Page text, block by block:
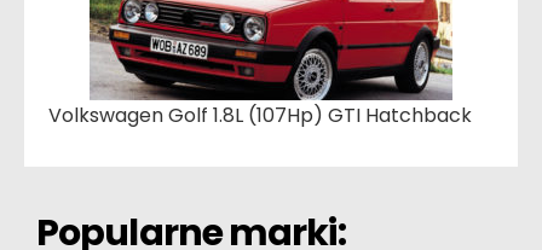
Volkswagen Golf 1.8L (107Hp) GTI Hatchback
Popularne marki: